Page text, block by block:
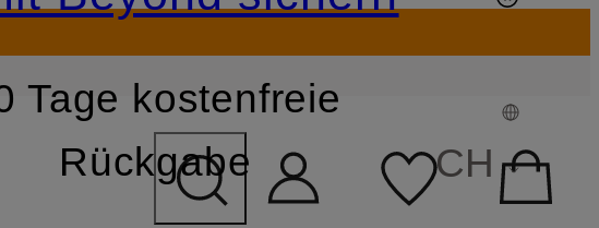
ÜBERSPRINGEN
Tage kostenfreie
Rückgabe
CH